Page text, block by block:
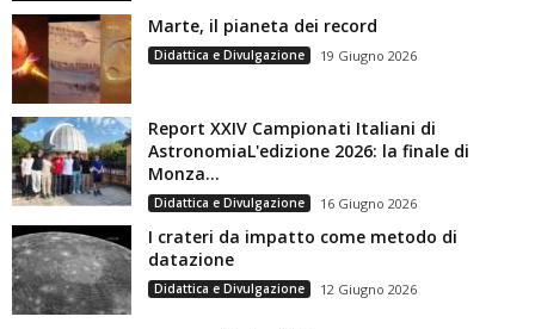
Marte, il pianeta dei record
Didattica e Divulgazione 19 Giugno 2026
Report XXIV Campionati Italiani di
AstronomiaL'edizione 2026: la finale di
Monza...
Didattica e Divulgazione 16 Giugno 2026
I crateri da impatto come metodo di
datazione
Didattica e Divulgazione 12 Giugno 2026